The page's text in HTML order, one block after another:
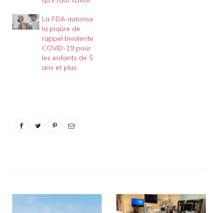
La FDA autorise
la piqûre de
rappel bivalente
COVID-19 pour
les enfants de 5
ans et plus